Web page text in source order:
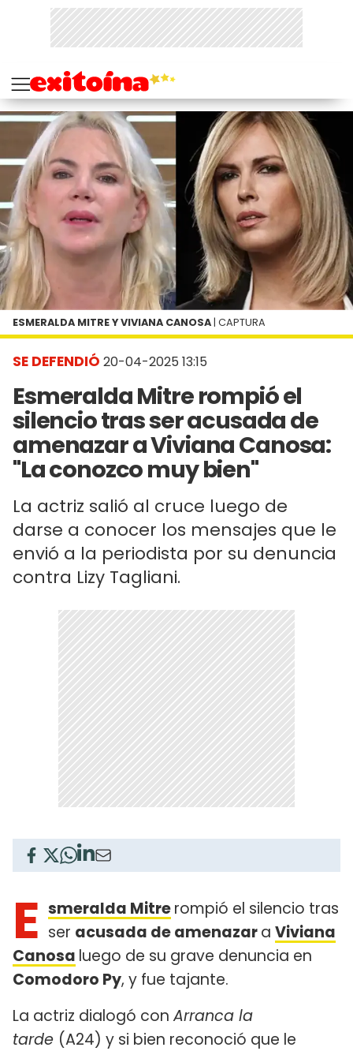
SE DEFENDIÓ 20-04-2025 13:15
Esmeralda Mitre rompió el
silencio tras ser acusada de
amenazar a Viviana Canosa:
"La conozco muy bien"
La actriz salió al cruce luego de
darse a conocer los mensajes que le
envió a la periodista por su denuncia
contra Lizy Tagliani.
ESMERALDA MITRE Y VIVIANA CANOSA | CAPTURA
E smeralda Mitrerompió el silencio tras
ser acusada de amenazara Viviana
Canosa luego de su grave denuncia en
Comodoro Py, y fue tajante.
La actriz dialogó conArranca la
tarde (A24) y si bien reconoció que le